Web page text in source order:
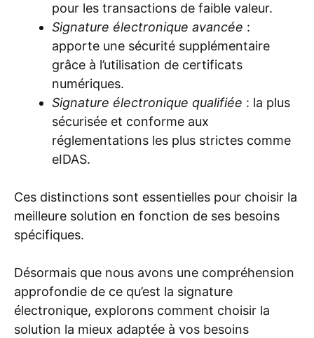
pour les transactions de faible valeur.
Signature électronique avancée :
apporte une sécurité supplémentaire
grâce à l’utilisation de certificats
numériques.
Signature électronique qualifiée : la plus
sécurisée et conforme aux
réglementations les plus strictes comme
eIDAS.
Ces distinctions sont essentielles pour choisir la
meilleure solution en fonction de ses besoins
spécifiques.
Désormais que nous avons une compréhension
approfondie de ce qu’est la signature
électronique, explorons comment choisir la
solution la mieux adaptée à vos besoins